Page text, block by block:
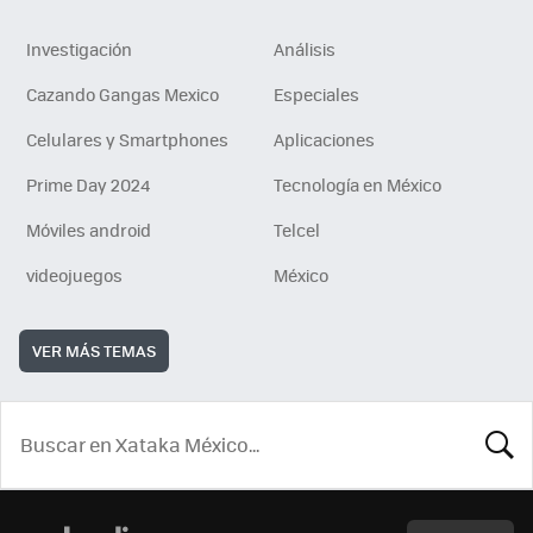
Investigación
Análisis
Cazando Gangas Mexico
Especiales
Celulares y Smartphones
Aplicaciones
Prime Day 2024
Tecnología en México
Móviles android
Telcel
videojuegos
México
VER MÁS TEMAS